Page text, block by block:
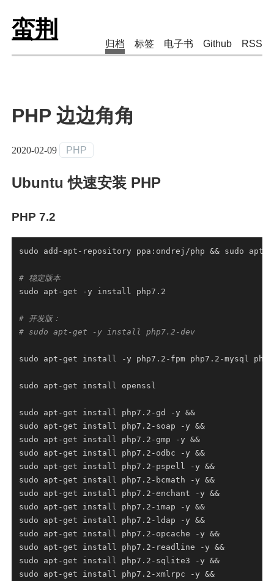
蛮荆
归档 标签 电子书 Github RSS
PHP 边边角角
2020-02-09 PHP
Ubuntu 快速安装 PHP
PHP 7.2
# 稳定版本
# 开发版：
# sudo apt-get -y install php7.2-dev
sudo apt-get install php7.2-gd -y &&
sudo apt-get install php7.2-soap -y &&
sudo apt-get install php7.2-gmp -y &&
sudo apt-get install php7.2-odbc -y &&
sudo apt-get install php7.2-pspell -y &&
sudo apt-get install php7.2-bcmath -y &&
sudo apt-get install php7.2-enchant -y &&
sudo apt-get install php7.2-imap -y &&
sudo apt-get install php7.2-ldap -y &&
sudo apt-get install php7.2-opcache -y &&
sudo apt-get install php7.2-readline -y &&
sudo apt-get install php7.2-sqlite3 -y &&
sudo apt-get install php7.2-xmlrpc -y &&